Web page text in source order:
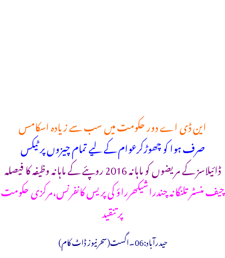
این ڈی اے دور حکومت میں سب سے زیادہ اسکامس
صرف ہوا کو چھوڑکرعوام کے لیے تمام چیزوں پر ٹیکس
ڈائیلاسز کے مریضوں کو ماہانہ 2016 روپئے کے ماہانہ وظیفہ کا فیصلہ
چیف منسٹر تلنگانہ چندراشیکھرراؤ کی پریس کانفرنس،مرکزی حکومت
پر تنقید
حیدرآباد:06۔اگست(سحرنیوز ڈاٹ کام)